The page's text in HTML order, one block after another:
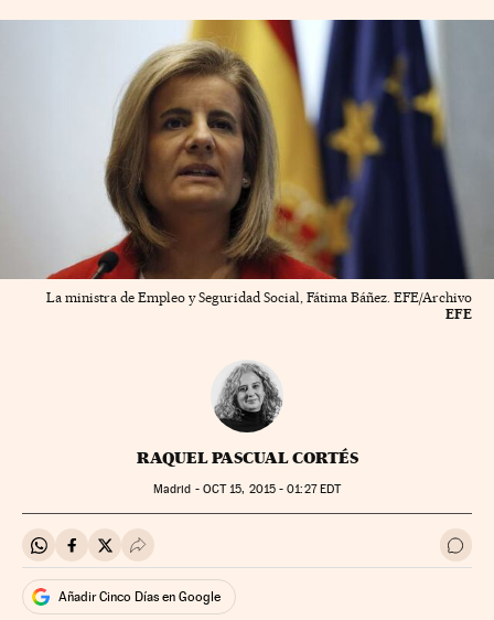
La ministra de Empleo y Seguridad Social, Fátima Báñez. EFE/Archivo
EFE
RAQUEL PASCUAL CORTÉS
Madrid - OCT15, 2015 - 01:27EDT
Compartir en Whatsapp
Compartir en Facebook
Compartir en Twitter
Desplegar Redes Sociales Ir a
Añadir Cinco Días en Google